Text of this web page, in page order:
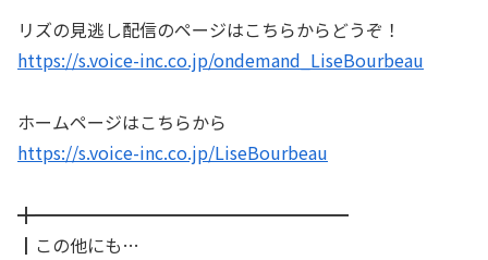
リズの見逃し配信のページはこちらからどうぞ！
https://s.voice-inc.co.jp/ondemand_LiseBourbeau
ホームページはこちらから
https://s.voice-inc.co.jp/LiseBourbeau
╋━━━━━━━━━━━━━━━━━━
┃この他にも…